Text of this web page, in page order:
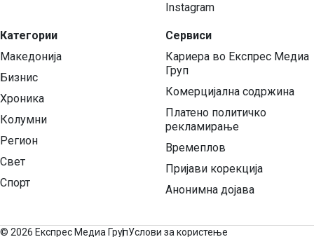
Категории
Македонија
Бизнис
Хроника
Колумни
Регион
Свет
Спорт
Instagram
Сервиси
Кариера во Експрес Медиа
Груп
Комерцијална содржина
Платено политичко
рекламирање
Времеплов
Пријави корекција
Анонимна дојава
© 2026 Експрес Медиа ГрупУслови за користење